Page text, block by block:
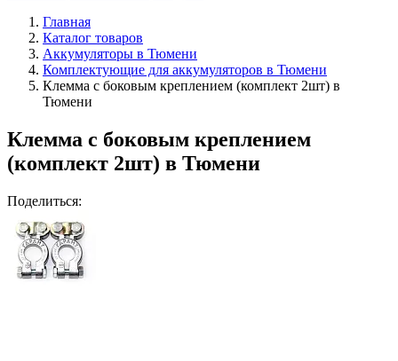
Главная
Каталог товаров
Аккумуляторы в Тюмени
Комплектующие для аккумуляторов в Тюмени
Клемма с боковым креплением (комплект 2шт) в
Тюмени
Клемма с боковым креплением
(комплект 2шт) в Тюмени
Поделиться: